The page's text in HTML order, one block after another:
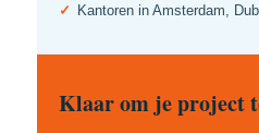
✓ Kantoren in Amsterdam,
Klaar om je project